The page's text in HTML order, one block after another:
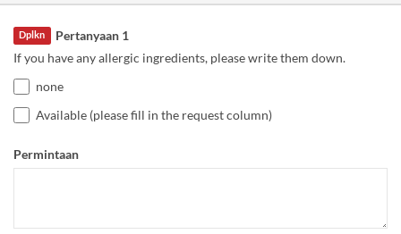
Pertanyaan 1
Dplkn
If you have any allergic ingredients, please write them down.
none
Available (please fill in the request column)
Permintaan